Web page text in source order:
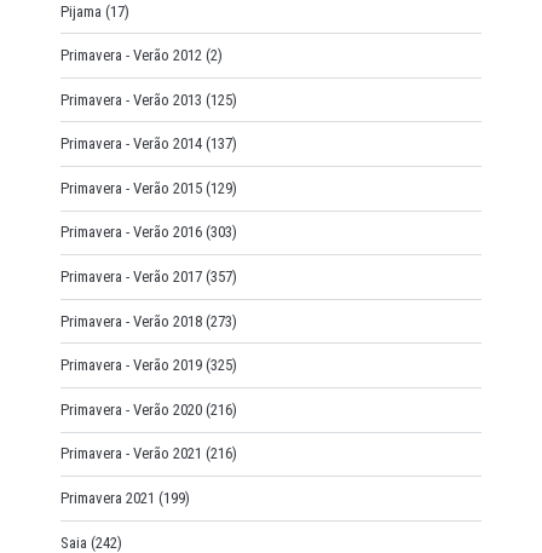
Pijama (17)
Primavera - Verão 2012 (2)
Primavera - Verão 2013 (125)
Primavera - Verão 2014 (137)
Primavera - Verão 2015 (129)
Primavera - Verão 2016 (303)
Primavera - Verão 2017 (357)
Primavera - Verão 2018 (273)
Primavera - Verão 2019 (325)
Primavera - Verão 2020 (216)
Primavera - Verão 2021 (216)
Primavera 2021 (199)
Saia (242)